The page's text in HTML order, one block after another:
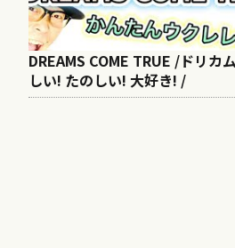
DREAMS COME TRUE /ドリカ
しい! たのしい! 大好き! /